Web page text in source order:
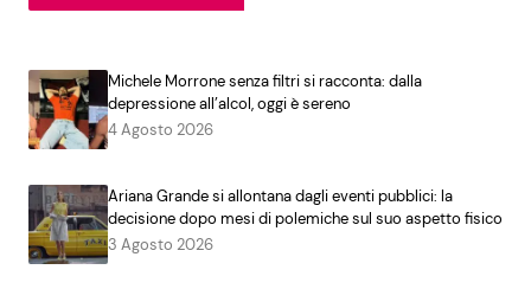
Michele Morrone senza filtri si racconta: dalla
depressione all’alcol, oggi è sereno
4 Agosto 2026
Ariana Grande si allontana dagli eventi pubblici: la
decisione dopo mesi di polemiche sul suo aspetto fisico
3 Agosto 2026